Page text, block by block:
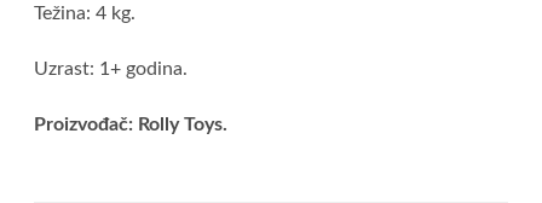
Težina: 4 kg.
Uzrast: 1+ godina.
Proizvođač: Rolly Toys.